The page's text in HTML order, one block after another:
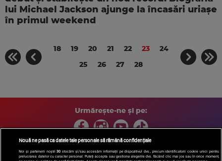
lui Michael Jackson ajunge la încasări uriașe
în primul weekend
18 19 20 21 22 23 24
25 26 27 28
Urmărește-ne și pe:
Copyright © 2026 / DIGI ROMANIA S.A.
Nouă ne pasă ca datele tale personale să rămână confidențiale
Noi și partenerii noștri30 stocăm și/sau accesăm informații pe dispozitivul dvs., precum identificatorii cookie unici pentru
prelucrarea datelor cu caracter personal. Puteți accepta sau gestiona alegerile dvs. făcând clic mai jos sau în orice moment,